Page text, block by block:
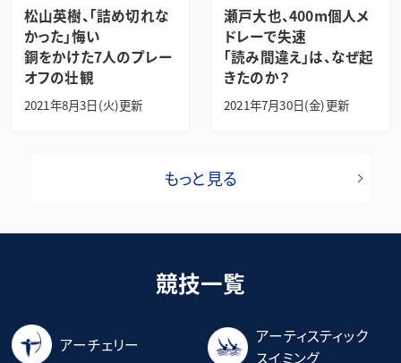
松山英樹、「詰め切れな
かった」悔い
銅をかけた7人のプレー
オフの壮観
2021年8月3日(火)更新
瀬戸大也、400m個人メ
ドレーで失速
「読み間違え」は、なぜ起
きたのか？
2021年7月30日(金)更新
もっと見る
競技一覧
アーチェリー
アーティスティック
スイミング